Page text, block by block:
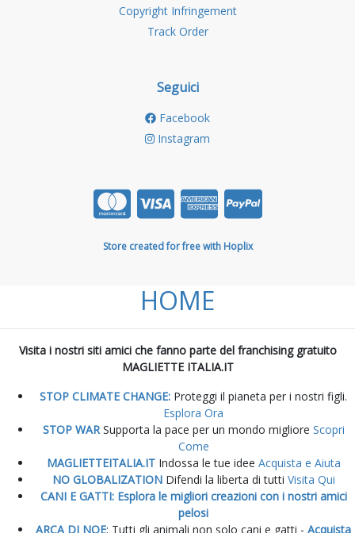
Copyright Infringement
Track Order
Seguici
Facebook
Instagram
Store created for free with Hoplix
HOME
Visita i nostri siti amici che fanno parte del franchising gratuito
MAGLIETTE ITALIA.IT
STOP CLIMATE CHANGE: Proteggi il pianeta per i nostri figli.
Esplora Ora
STOP WARSupporta la pace per un mondo migliore Scopri
Come
MAGLIETTEITALIA.ITIndossa le tue idee Acquista e Aiuta
NO GLOBALIZATION Difendi la liberta di tutti Visita Qui
CANI E GATTI: Esplora le migliori creazioni con i nostri amici
pelosi
ARCA DI NOE: Tutti gli animali non solo cani e gatti - Acquista